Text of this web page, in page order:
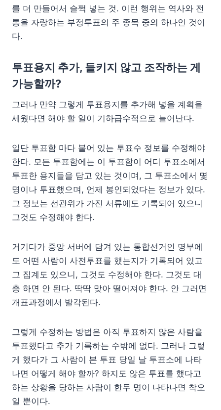
를 더 만들어서 슬쩍 넣는 것. 이런 행위는 역사와 전
통을 자랑하는 부정투표의 주 종목 중의 하나인 것이
다.
투표용지 추가, 들키지 않고 조작하는 게
가능할까?
그러나 만약 그렇게 투표용지를 추가해 넣을 계획을
세웠다면 해야 할 일이 기하급수적으로 늘어난다.
일단 투표함 마다 붙어 있는 투표수 정보를 수정해야
한다. 모든 투표함에는 이 투표함이 어디 투표소에서
투표한 용지들을 담고 있는 것이며, 그 투표소에서 몇
명이나 투표했으며, 언제 봉인되었다는 정보가 있다.
그 정보는 선관위가 가진 서류에도 기록되어 있으니
그것도 수정해야 한다.
거기다가 중앙 서버에 담겨 있는 통합선거인 명부에
도 어떤 사람이 사전투표를 했는지가 기록되어 있고
그 집계도 있으니, 그것도 수정해야 한다. 그것도 대
충 하면 안 된다. 딱딱 맞아 떨어져야 한다. 안 그러면
개표과정에서 발각된다.
그렇게 수정하는 방법은 아직 투표하지 않은 사람을
투표했다고 추가 기록하는 수밖에 없다. 그러나 그렇
게 했다가 그 사람이 본 투표 당일 날 투표소에 나타
나면 어떻게 해야 할까? 하지도 않은 투표를 했다고
하는 상황을 당하는 사람이 한두 명이 나타나면 착오
일 뿐이다.